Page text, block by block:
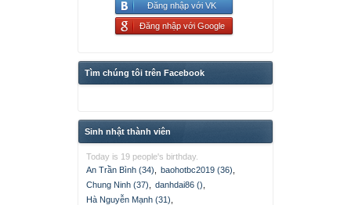
Đăng nhập với VK
Đăng nhập với Google
Tìm chúng tôi trên Facebook
Sinh nhật thành viên
Today is 19 people's birthday.
An Trần Bình (34)
baohotbc2019 (36)
Chung Ninh (37)
danhdai86 ()
Hà Nguyễn Mạnh (31)